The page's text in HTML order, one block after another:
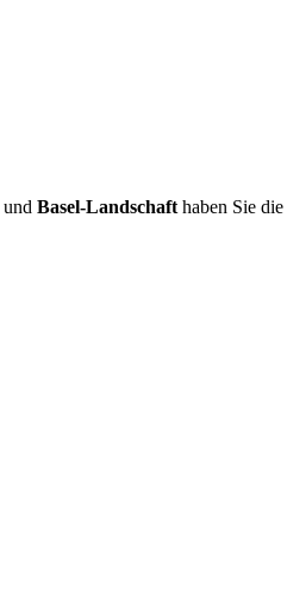
und Basel-Landschaft haben Sie die